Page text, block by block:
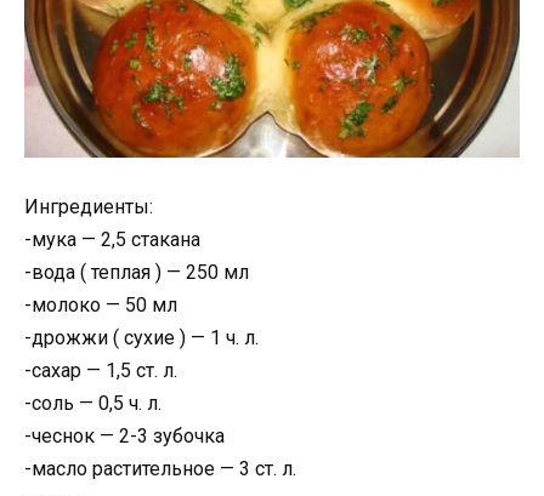
Ингредиенты:
-мука — 2,5 стакана
-вода ( теплая ) — 250 мл
-молоко — 50 мл
-дрожжи ( сухие ) — 1 ч. л.
-сахар — 1,5 ст. л.
-соль — 0,5 ч. л.
-чеснок — 2-3 зубочка
-масло растительное — 3 ст. л.